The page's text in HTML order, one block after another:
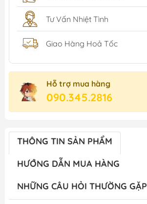
Tư Vấn Nhiệt Tình
Giao Hàng Hoả Tốc
Hỗ trợ mua hàng
090.345.2816
THÔNG TIN SẢN PHẨM
HƯỚNG DẪN MUA HÀNG
NHỮNG CÂU HỎI THƯỜNG GẶP